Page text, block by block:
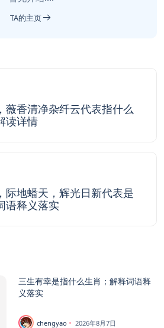
TA的主页
薇香清净杂纤云代表指什么
读详情
际地蟠天，辉光日新代表是
语释义落实
三生有幸是指什么生肖；解释词语释
义落实
chengyao 2026年8月7日